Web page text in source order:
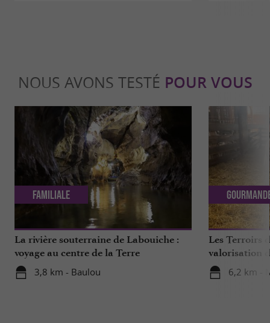
NOUS AVONS TESTÉ POUR VOUS
La rivière souterraine de Labouiche :
voyage au centre de la Terre
3,8 km - Baulou
Familiale
Les Terroirs
valorisation
travers un
6,2 km -